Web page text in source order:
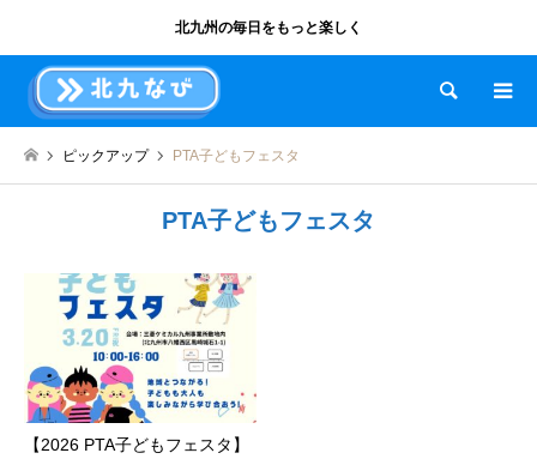
北九州の毎日をもっと楽しく
検索
ピックアップ PTA子どもフェスタ
PTA子どもフェスタ
【2026 PTA子どもフェスタ】